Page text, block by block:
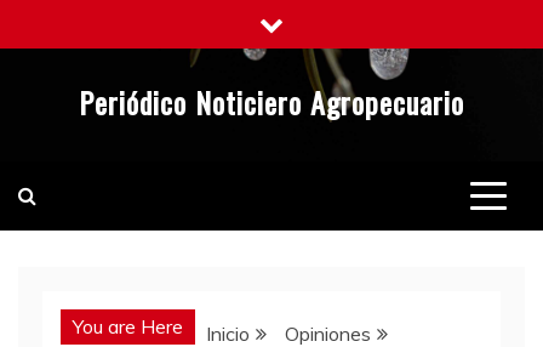
al
Periódico Noticiero Agropecuario
You are Here Inicio
Opiniones